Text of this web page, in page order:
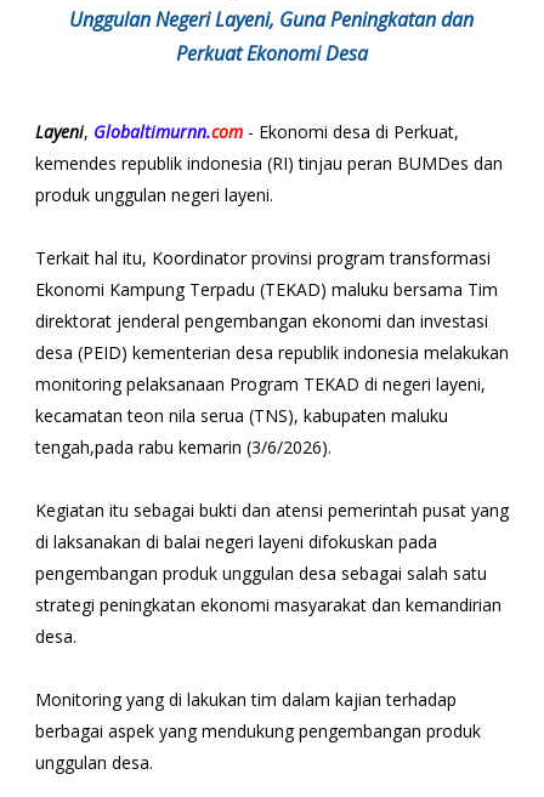
Unggulan Negeri Layeni, Guna Peningkatan dan
Perkuat Ekonomi Desa
Layeni, Globaltimurnn.com- Ekonomi desa di Perkuat,
kemendes republik indonesia (RI) tinjau peran BUMDes dan
produk unggulan negeri layeni.
Terkait hal itu, Koordinator provinsi program transformasi
Ekonomi Kampung Terpadu (TEKAD) maluku bersama Tim
direktorat jenderal pengembangan ekonomi dan investasi
desa (PEID) kementerian desa republik indonesia melakukan
monitoring pelaksanaan Program TEKAD di negeri layeni,
kecamatan teon nila serua (TNS), kabupaten maluku
tengah,pada rabu kemarin (3/6/2026).
Kegiatan itu sebagai bukti dan atensi pemerintah pusat yang
di laksanakan di balai negeri layeni difokuskan pada
pengembangan produk unggulan desa sebagai salah satu
strategi peningkatan ekonomi masyarakat dan kemandirian
desa.
Monitoring yang di lakukan tim dalam kajian terhadap
berbagai aspek yang mendukung pengembangan produk
unggulan desa.